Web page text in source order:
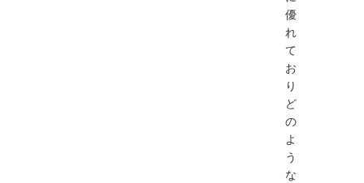
優
れ
て
お
り
ど
の
よ
う
な